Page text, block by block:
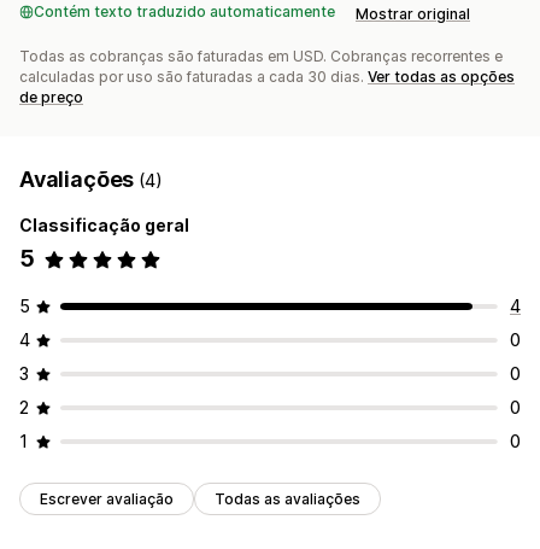
Contém texto traduzido automaticamente Mostrar original
Todas as cobranças são faturadas em USD. Cobranças recorrentes e
calculadas por uso são faturadas a cada 30 dias. Ver todas as opções
de preço
Avaliações (4)
Classificação geral
5
5
4
4
0
3
0
2
0
1
0
Escrever avaliação Todas as avaliações